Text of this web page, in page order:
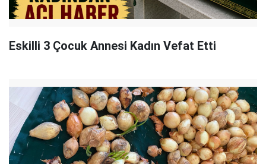
Eskilli 3 Çocuk Annesi Kadın Vefat Etti